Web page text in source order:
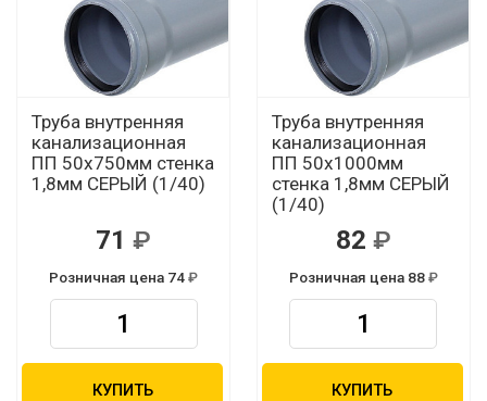
Труба внутренняя
канализационная
ПП 50х750мм стенка
1,8мм СЕРЫЙ (1/40)
71
Розничная цена 74
КУПИТЬ
Труба внутренняя
канализационная
ПП 50х1000мм
стенка 1,8мм СЕРЫЙ
(1/40)
82
Розничная цена 88
КУПИТЬ